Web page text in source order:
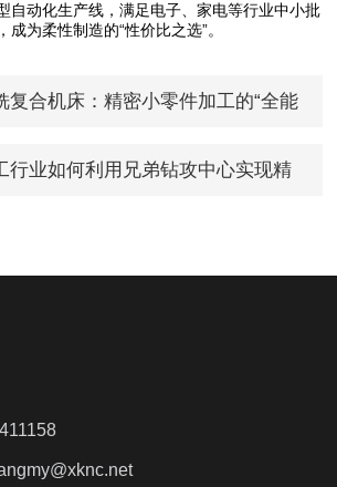
自动化生产线，满足电子、家电等行业中小批
为柔性制造的“性价比之选”。​
复合机床：精密小零件加工的“全能
行业如何利用兄弟钻攻中心实现精